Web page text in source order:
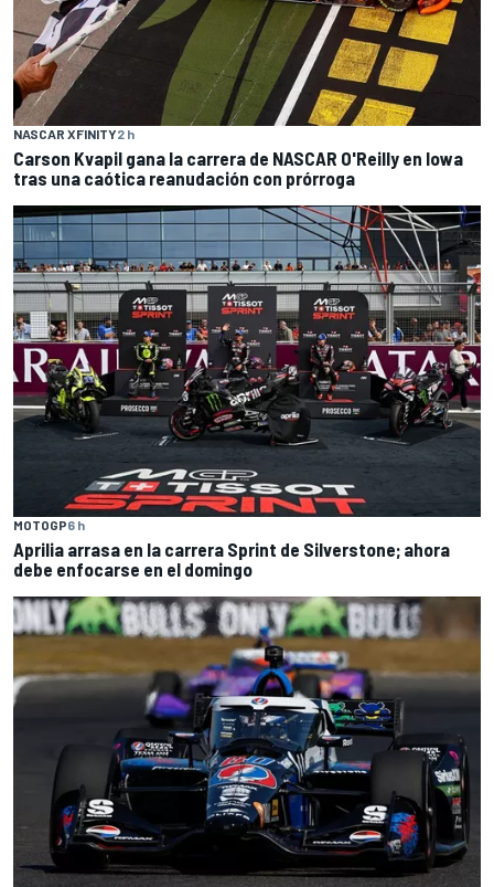
NASCAR XFINITY2 h
Carson Kvapil gana la carrera de NASCAR O'Reilly en Iowa
tras una caótica reanudación con prórroga
MOTOGP6 h
Aprilia arrasa en la carrera Sprint de Silverstone; ahora
debe enfocarse en el domingo